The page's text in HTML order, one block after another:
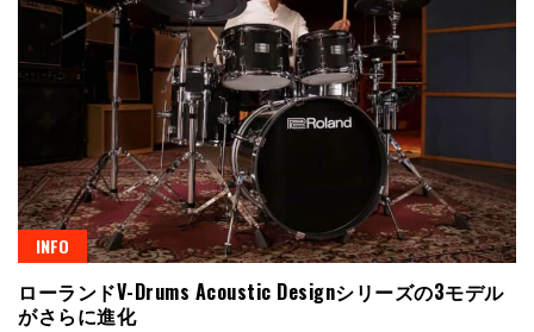
INFO
ローランドV-Drums Acoustic Designシリーズの3モデル
がさらに進化